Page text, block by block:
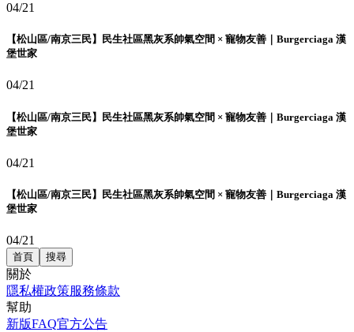
04/21
【松山區/南京三民】民生社區黑灰系帥氣空間 × 寵物友善｜Burgerciaga 漢
堡世家
04/21
【松山區/南京三民】民生社區黑灰系帥氣空間 × 寵物友善｜Burgerciaga 漢
堡世家
04/21
【松山區/南京三民】民生社區黑灰系帥氣空間 × 寵物友善｜Burgerciaga 漢
堡世家
04/21
首頁 搜尋
關於
隱私權政策服務條款
幫助
新版FAQ官方公告